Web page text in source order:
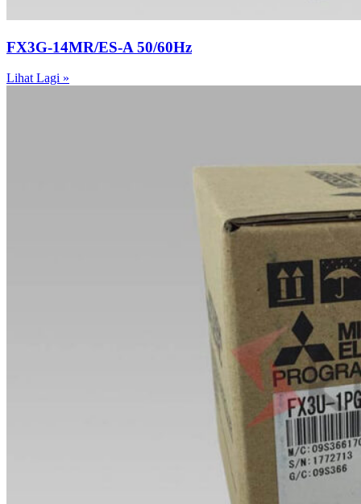
FX3G-14MR/ES-A 50/60Hz
Lihat Lagi »